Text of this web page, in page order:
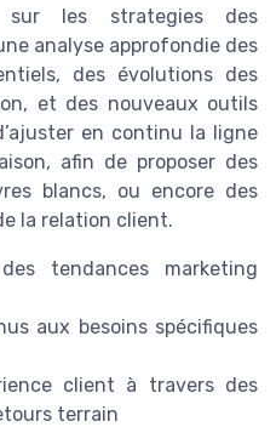
sur les strategies des
analyse approfondie des
des évolutions des
et des nouveaux outils
en continu la ligne
afin de proposer des
blancs, ou encore des
la relation client.
tendances marketing
aux besoins spécifiques
client à travers des
terrain